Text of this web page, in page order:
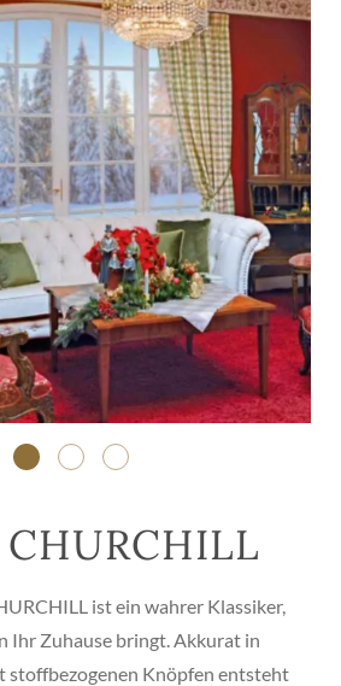
ist ein wahrer Klassiker,
Ihr Zuhause bringt. Akkurat in
stoffbezogenen Knöpfen entsteht